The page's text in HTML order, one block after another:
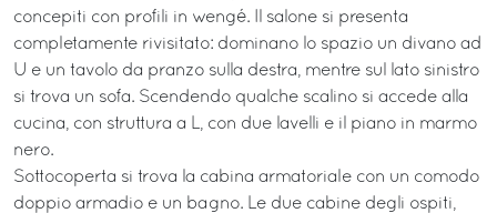
concepiti con profili in wengé. Il salone si presenta
completamente rivisitato: dominano lo spazio un divano ad
U e un tavolo da pranzo sulla destra, mentre sul lato sinistro
si trova un sofa. Scendendo qualche scalino si accede alla
cucina, con struttura a L, con due lavelli e il piano in marmo
nero.
Sottocoperta si trova la cabina armatoriale con un comodo
doppio armadio e un bagno. Le due cabine degli ospiti,